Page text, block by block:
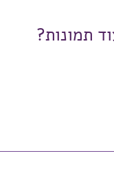
תמונות?